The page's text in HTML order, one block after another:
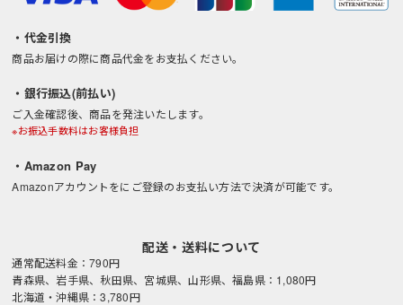
・代金引換
商品お届けの際に商品代金をお支払ください。
・銀行振込(前払い)
ご入金確認後、商品を発注いたします。
※お振込手数料はお客様負担
・Amazon Pay
Amazonアカウントをにご登録のお支払い方法で決済が可能です。
配送・送料について
通常配送料金：790円
青森県、岩手県、秋田県、宮城県、山形県、福島県：1,080円
北海道・沖縄県：3,780円